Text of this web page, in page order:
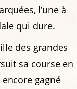
l’une à
qui dure.
des grandes
sa course en
gagné